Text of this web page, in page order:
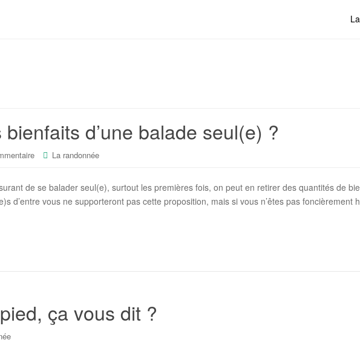
d’une balade seul(e) ?
La randonnée
de se balader seul(e), surtout les premières fois, on peut en retirer des quantités de
d’entre vous ne supporteront pas cette proposition, mais si vous n’êtes pas
ça vous dit ?